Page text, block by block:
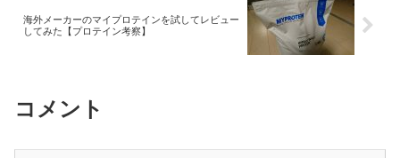
海外メーカーのマイプロテインを試してレビュー
してみた【プロテイン考察】
コメント